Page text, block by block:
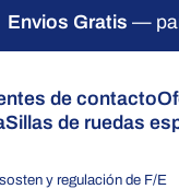
Gratis— para
de contacto
Sillas de ruedas
y regulación de F/E